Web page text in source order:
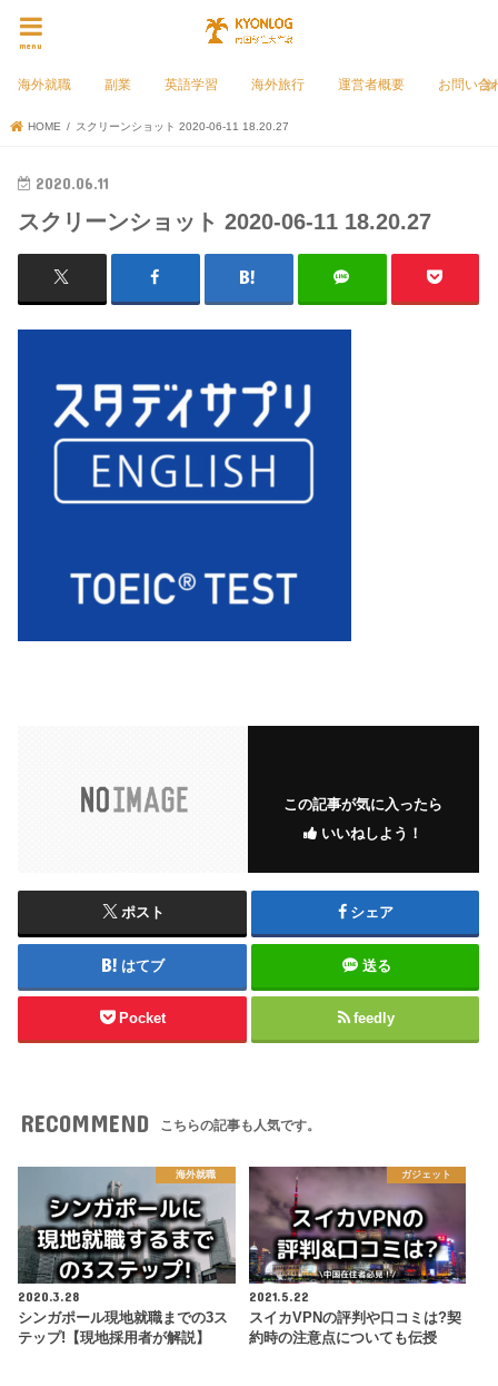
menu
海外就職 副業 英語学習 海外旅行 運営者概要 お問い合
HOME スクリーンショット 2020-06-11 18.20.27
2020.06.11
スクリーンショット 2020-06-11 18.20.27
この記事が気に入ったら
いいねしよう！
ポスト シェア
はてブ 送る
Pocket feedly
RECOMMEND こちらの記事も人気です。
海外就職
2020.3.28
シンガポール現地就職までの3ス
テップ!【現地採用者が解説】
ガジェット
2021.5.22
スイカVPNの評判や口コミは?契
約時の注意点についても伝授